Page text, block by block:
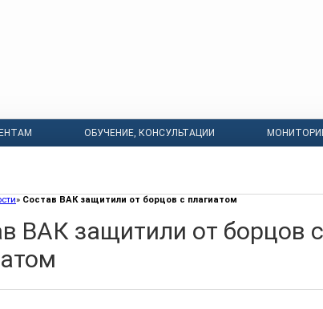
ОБУЧЕНИЕ, КОНСУЛЬТАЦИИ
» Состав ВАК защитили от борцов с плагиатом
ВАК защитили от борцов с